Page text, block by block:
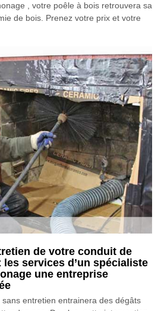
, votre poêle à bois retrouvera sa
de bois. Prenez votre prix et votre
de votre conduit de
les services d’un spécialiste
une entreprise
entretien entrainera des dégâts